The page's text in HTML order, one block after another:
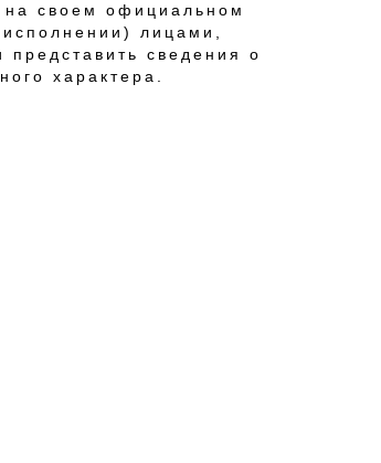
на своем официальном
лицами,
сведения о
характера.​